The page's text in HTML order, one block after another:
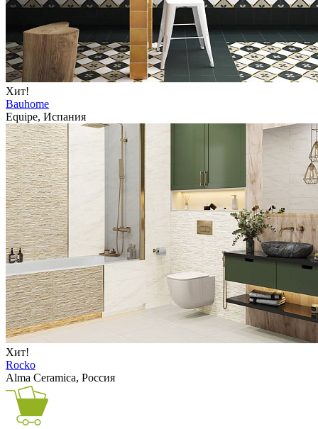
Хит!
Bauhome
Equipe, Испания
Хит!
Rocko
Alma Ceramica, Россия